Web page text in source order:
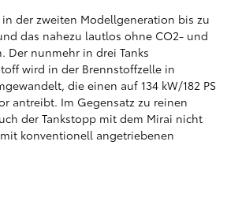
der zweiten Modellgeneration bis zu
das nahezu lautlos ohne CO2- und
Der nunmehr in drei Tanks
wird in der Brennstoffzelle in
die einen auf 134 kW/182 PS
antreibt. Im Gegensatz zu reinen
der Tankstopp mit dem Mirai nicht
konventionell angetriebenen